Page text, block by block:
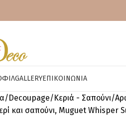
GALLERYΕΠΙΚΟΙΝΩΝΊΑ
Decoupage Κεριά - Σαπούνι
και σαπούνι, Muguet Whisper